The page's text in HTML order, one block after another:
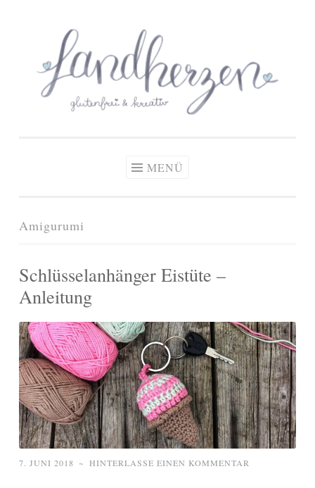
springen
Zöliakie, glutenfreie Ernährung
MENÜ
Amigurumi
Schlüsselanhänger Eistüte –
Anleitung
7. JUNI 2018 ~ HINTERLASSE EINEN KOMMENTAR